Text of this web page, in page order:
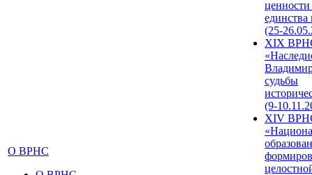
О ВРНС
единства
(25-
XIX
судьбы
(9-
XIV